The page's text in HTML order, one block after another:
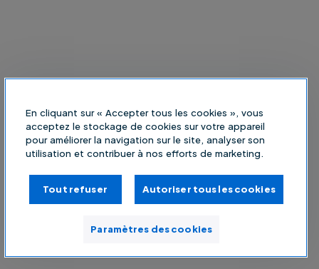
En cliquant sur « Accepter tous les cookies », vous
acceptez le stockage de cookies sur votre appareil
pour améliorer la navigation sur le site, analyser son
utilisation et contribuer à nos efforts de marketing.
Tout refuser Autoriser tous les cookies
Paramètres des cookies